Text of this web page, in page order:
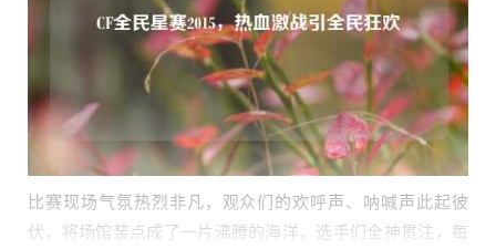
比赛现场气氛热烈非凡，观众们的欢呼声、呐喊声此起彼
伏，将场馆装点成了一片沸腾的海洋，选手们全神贯注，每